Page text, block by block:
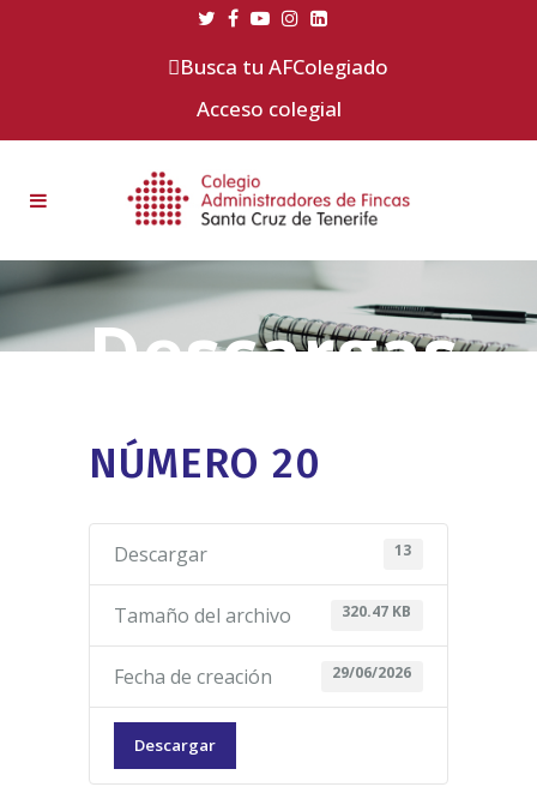
Busca tu AFColegiado
Acceso colegial
NÚMERO 20
Descargar 13
Tamaño del archivo 320.47 KB
Fecha de creación 29/06/2026
Descargar